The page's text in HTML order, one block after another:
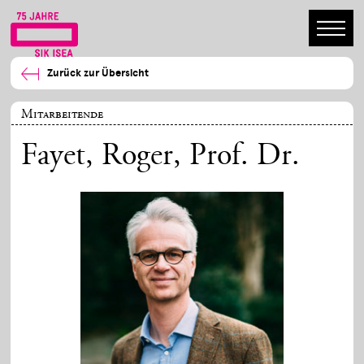
Zurück zur Übersicht
Mitarbeitende
Fayet, Roger, Prof. Dr.